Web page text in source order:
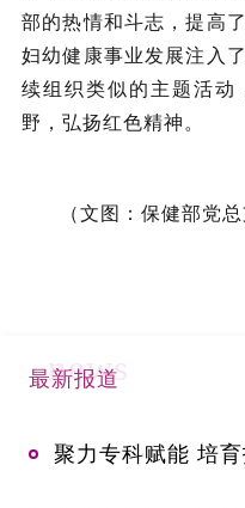
部的热情和斗志，提高
妇幼健康事业发展注入
续组织类似的主题活动
野，弘扬红色精神。
（文图：保健部党
最新报道
news